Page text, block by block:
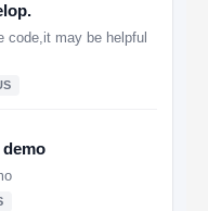
code,it may be helpful
demo